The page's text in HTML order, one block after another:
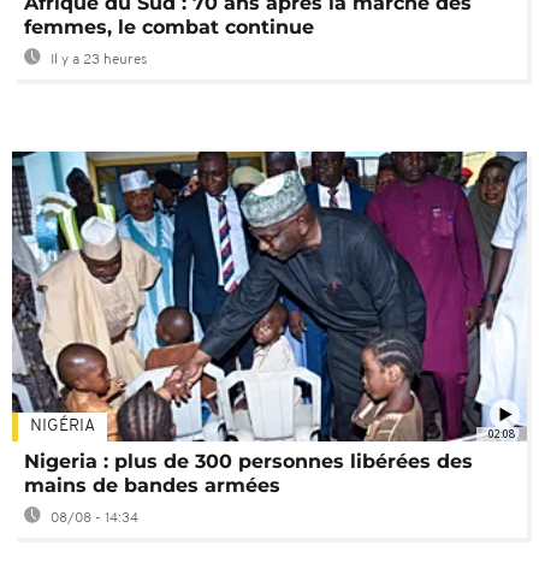
femmes, le combat continue
Il y a 23 heures
02:08
NIGÉRIA
Nigeria : plus de 300 personnes libérées des
mains de bandes armées
08/08 - 14:34